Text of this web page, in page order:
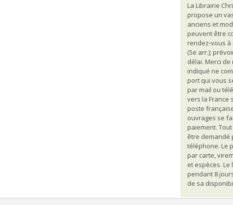
La Librairie
propose un
anciens et
peuvent être
rendez-vous à
(5e arr.);
délai. Merci
indiqué ne
port qui vous
par mail ou
vers la France
poste
ouvrages se
paiement.
être demandé
téléphone. Le
par carte,
et espèces.
pendant 8
de sa